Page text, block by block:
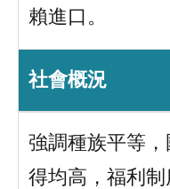
賴進口。
社會概況
強調種族平等
得均高，福利